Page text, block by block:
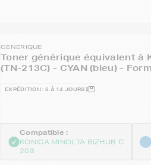
GENERIQUE
Toner générique équivalent à
(TN-213C) - CYAN (bleu) -
EXPÉDITION : 6 À 14 JOURS
Compatible :
KONICA MINOLTA BIZHUB C
203